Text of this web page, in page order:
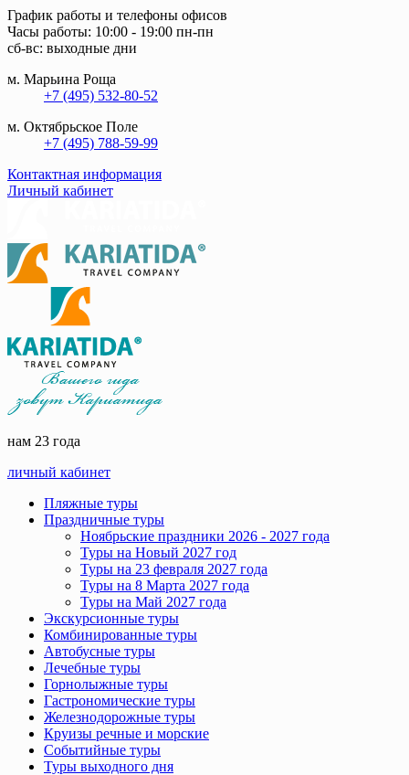
График работы и телефоны офисов
Часы работы: 10:00 - 19:00 пн-пн
сб-вс: выходные дни
м. Марьина Роща
+7 (495) 532-80-52
м. Октябрьское Поле
+7 (495) 788-59-99
Контактная информация
Личный кабинет
нам 23 года
личный кабинет
Пляжные туры
Праздничные туры
Ноябрьские праздники 2026 - 2027 года
Туры на Новый 2027 год
Туры на 23 февраля 2027 года
Туры на 8 Марта 2027 года
Туры на Май 2027 года
Экскурсионные туры
Комбинированные туры
Автобусные туры
Лечебные туры
Горнолыжные туры
Гастрономические туры
Железнодорожные туры
Круизы речные и морские
Событийные туры
Туры выходного дня